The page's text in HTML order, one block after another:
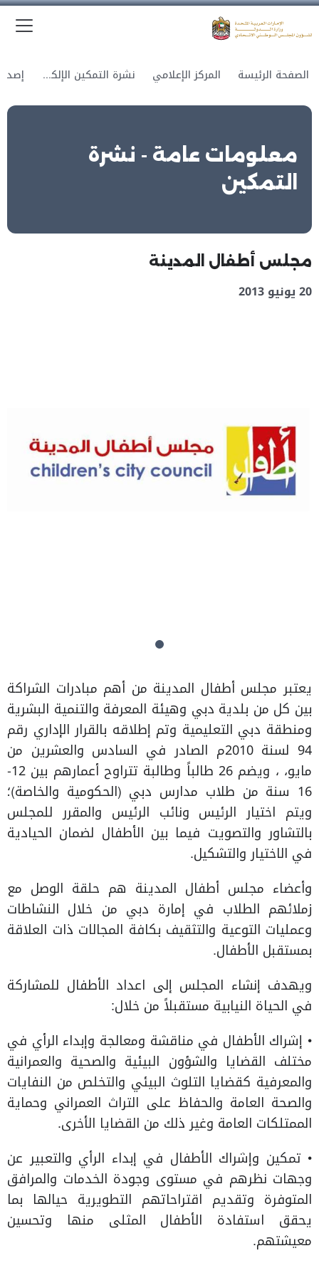
الصفحة الرئيسة المركز الإعلامي نشرة التمكين الإلكترونية
معلومات عامة - نشرة
التمكين
مجلس أطفال المدينة
20 يونيو 2013
يعتبر مجلس أطفال المدينة من أهم مبادرات الشراكة
بين كل من بلدية دبي وهيئة المعرفة والتنمية البشرية
ومنطقة دبي التعليمية وتم إطلاقه بالقرار الإداري رقم
94 لسنة 2010م الصادر في السادس والعشرين من
مايو، ، ويضم 26 طالباً وطالبة تتراوح أعمارهم بين 12-
16 سنة من طلاب مدارس دبي (الحكومية والخاصة)؛
ويتم اختيار الرئيس ونائب الرئيس والمقرر للمجلس
بالتشاور والتصويت فيما بين الأطفال لضمان الحيادية
في الاختيار والتشكيل.
وأعضاء مجلس أطفال المدينة هم حلقة الوصل مع
زملائهم الطلاب في إمارة دبي من خلال النشاطات
وعمليات التوعية والتثقيف بكافة المجالات ذات العلاقة
بمستقبل الأطفال.
ويهدف إنشاء المجلس إلى اعداد الأطفال للمشاركة
في الحياة النيابية مستقبلاً من خلال:
• إشراك الأطفال في مناقشة ومعالجة وإبداء الرأي في
مختلف القضايا والشؤون البيئية والصحية والعمرانية
والمعرفية كقضايا التلوث البيئي والتخلص من النفايات
والصحة العامة والحفاظ على التراث العمراني وحماية
الممتلكات العامة وغير ذلك من القضايا الأخرى.
• تمكين وإشراك الأطفال في إبداء الرأي والتعبير عن
وجهات نظرهم في مستوى وجودة الخدمات والمرافق
المتوفرة وتقديم اقتراحاتهم التطويرية حيالها بما
يحقق استفادة الأطفال المثلى منها وتحسين
معيشتهم.